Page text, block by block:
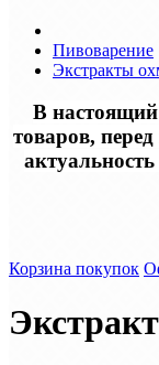
Пивоварение
Экстракты
В
товаров,
Корзина покупок